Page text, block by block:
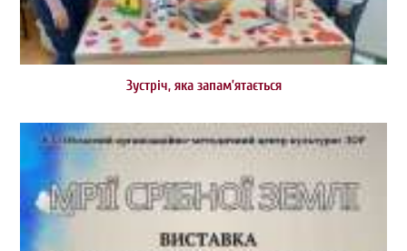
Зустріч, яка запам’ятається